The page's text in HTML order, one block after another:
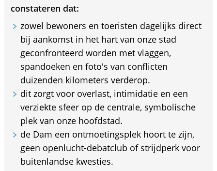
constateren dat:
zowel bewoners en toeristen dagelijks direct
bij aankomst in het hart van onze stad
geconfronteerd worden met vlaggen,
spandoeken en foto's van conflicten
duizenden kilometers verderop.
dit zorgt voor overlast, intimidatie en een
verziekte sfeer op de centrale, symbolische
plek van onze hoofdstad.
de Dam een ontmoetingsplek hoort te zijn,
geen openlucht-debatclub of strijdperk voor
buitenlandse kwesties.